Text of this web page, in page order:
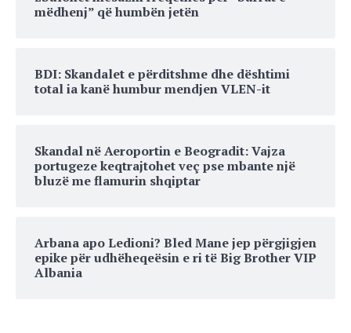
mëdhenj” që humbën jetën
BDI: Skandalet e përditshme dhe dështimi
total ia kanë humbur mendjen VLEN-it
Skandal në Aeroportin e Beogradit: Vajza
portugeze keqtrajtohet veç pse mbante një
bluzë me flamurin shqiptar
Arbana apo Ledioni? Bled Mane jep përgjigjen
epike për udhëheqeësin e ri të Big Brother VIP
Albania